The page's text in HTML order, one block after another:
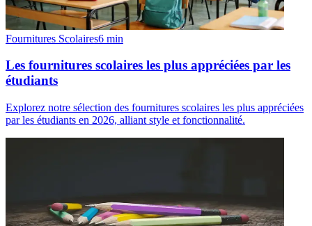
Fournitures Scolaires6 min
Les fournitures scolaires les plus appréciées par les
étudiants
Explorez notre sélection des fournitures scolaires les plus appréciées
par les étudiants en 2026, alliant style et fonctionnalité.